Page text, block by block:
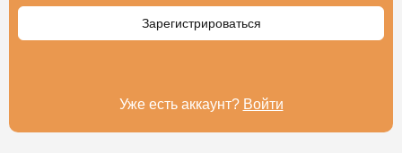
Уже есть аккаунт? Войти